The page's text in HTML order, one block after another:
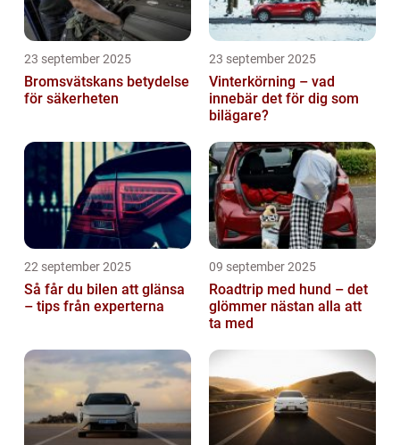
23 september 2025
Bromsvätskans betydelse
för säkerheten
23 september 2025
Vinterkörning – vad
innebär det för dig som
bilägare?
22 september 2025
Så får du bilen att glänsa
– tips från experterna
09 september 2025
Roadtrip med hund – det
glömmer nästan alla att
ta med